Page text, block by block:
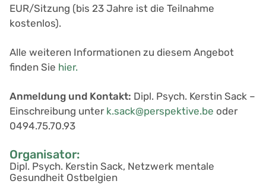
EUR/Sitzung (bis 23 Jahre ist die Teilnahme
kostenlos).
Alle weiteren Informationen zu diesem Angebot
finden Sie hier.
Anmeldung und Kontakt: Dipl. Psych. Kerstin Sack –
Einschreibung unter k.sack@perspektive.be oder
0494.75.70.93
Organisator:
Dipl. Psych. Kerstin Sack, Netzwerk mentale
Gesundheit Ostbelgien